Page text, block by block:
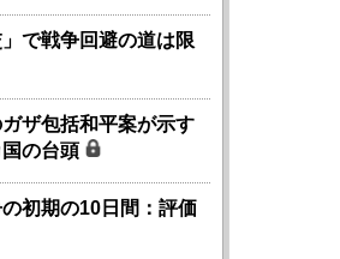
で戦争回避の道は限
ザ包括和平案が示す
の台頭
初期の10日間：評価